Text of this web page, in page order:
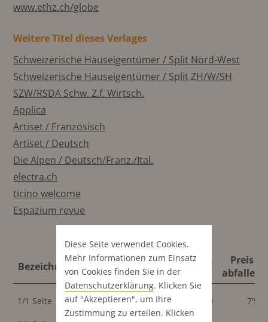
www.ethz.ch/globe
Weitere Titel dieses Verlages
Schweizerische Hauseigentümer / Split Nord-West
Schweizerische Hauseigentümer / Split ZH/W/SH
SZW/RSDA Schw. Z.f. Wirtsch.
Applica
Artiset / Französisch
Artiset / Deutsch
Die Alpen / Deutsch/Franz./Ital.
electra.ch
ticino welcome
Espazium revue
Bezeichnung Format
Format
abfallend
Preis
4C
Preis 4C
abfallend
1/1 Seite
180x248
200x265
mm
7'500 7'500
Diese Seite verwendet Cookies.
Mehr Informationen zum Einsatz
von Cookies finden Sie in der
Datenschutz­erklärung. Klicken Sie
auf "Akzeptieren", um Ihre
Zustimmung zu erteilen. Klicken